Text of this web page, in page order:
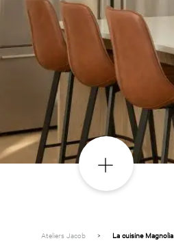
Ateliers Jacob > La cuisine Magnolia